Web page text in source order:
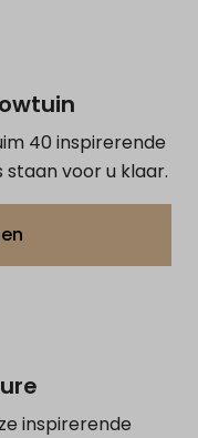
40 inspirerende
voor u klaar.
inspirerende